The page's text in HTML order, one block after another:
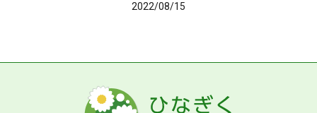
2022/08/15